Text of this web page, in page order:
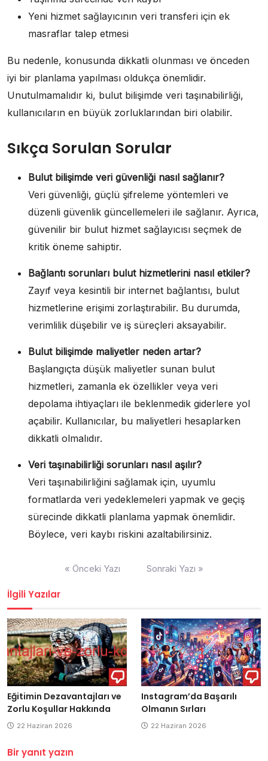
Yeni hizmet sağlayıcının veri transferi için ek
masraflar talep etmesi
Bu nedenle, konusunda dikkatli olunması ve önceden
iyi bir planlama yapılması oldukça önemlidir.
Unutulmamalıdır ki, bulut bilişimde veri taşınabilirliği,
kullanıcıların en büyük zorluklarından biri olabilir.
Sıkça Sorulan Sorular
Bulut bilişimde veri güvenliği nasıl sağlanır?
Veri güvenliği, güçlü şifreleme yöntemleri ve
düzenli güvenlik güncellemeleri ile sağlanır. Ayrıca,
güvenilir bir bulut hizmet sağlayıcısı seçmek de
kritik öneme sahiptir.
Bağlantı sorunları bulut hizmetlerini nasıl etkiler?
Zayıf veya kesintili bir internet bağlantısı, bulut
hizmetlerine erişimi zorlaştırabilir. Bu durumda,
verimlilik düşebilir ve iş süreçleri aksayabilir.
Bulut bilişimde maliyetler neden artar?
Başlangıçta düşük maliyetler sunan bulut
hizmetleri, zamanla ek özellikler veya veri
depolama ihtiyaçları ile beklenmedik giderlere yol
açabilir. Kullanıcılar, bu maliyetleri hesaplarken
dikkatli olmalıdır.
Veri taşınabilirliği sorunları nasıl aşılır?
Veri taşınabilirliğini sağlamak için, uyumlu
formatlarda veri yedeklemeleri yapmak ve geçiş
sürecinde dikkatli planlama yapmak önemlidir.
Böylece, veri kaybı riskini azaltabilirsiniz.
« Önceki Yazı Sonraki Yazı »
İlgili Yazılar
Eğitimin Dezavantajları ve
Zorlu Koşullar Hakkında
22 Haziran 2026
Instagram’da Başarılı
Olmanın Sırları
22 Haziran 2026
Bir yanıt yazın